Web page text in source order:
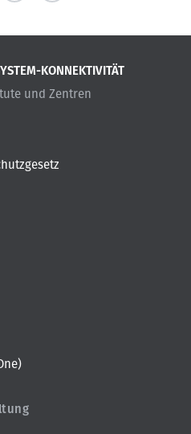
KONNEKTIVITÄT
und Zentren